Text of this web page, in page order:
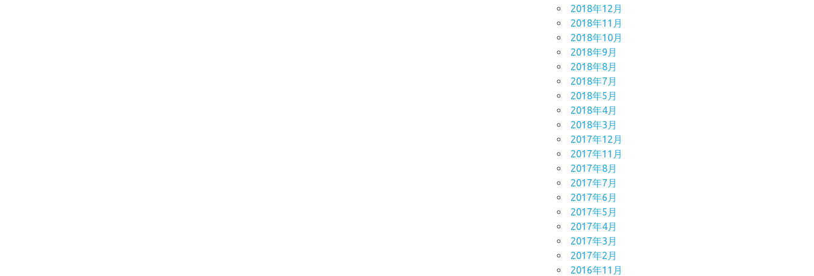
2018年12月
2018年11月
2018年10月
2018年9月
2018年8月
2018年7月
2018年5月
2018年4月
2018年3月
2017年12月
2017年11月
2017年8月
2017年7月
2017年6月
2017年5月
2017年4月
2017年3月
2017年2月
2016年11月